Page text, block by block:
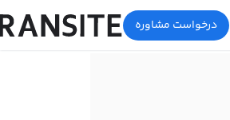
درخواست مشاوره